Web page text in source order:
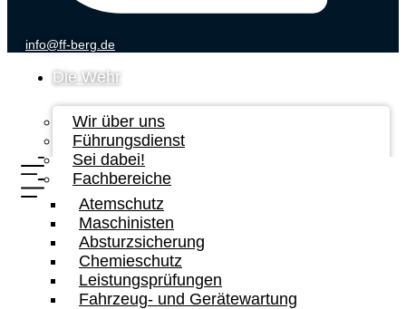
info@ff-berg.de
Die Wehr
Wir über uns
Führungsdienst
Sei dabei!
Fachbereiche
Atemschutz
Maschinisten
Absturzsicherung
Chemieschutz
Leistungsprüfungen
Fahrzeug- und Gerätewartung